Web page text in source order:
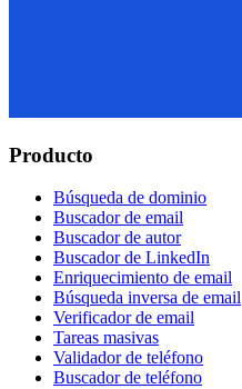
Producto
Búsqueda de dominio
Buscador de email
Buscador de autor
Buscador de LinkedIn
Enriquecimiento de email
Búsqueda inversa de email
Verificador de email
Tareas masivas
Validador de teléfono
Buscador de teléfono